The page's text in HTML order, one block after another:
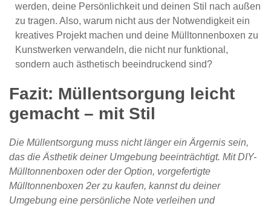
werden, deine Persönlichkeit und deinen Stil nach außen
zu tragen. Also, warum nicht aus der Notwendigkeit ein
kreatives Projekt machen und deine Mülltonnenboxen zu
Kunstwerken verwandeln, die nicht nur funktional,
sondern auch ästhetisch beeindruckend sind?
Fazit: Müllentsorgung leicht
gemacht – mit Stil
Die Müllentsorgung muss nicht länger ein Ärgernis sein,
das die Ästhetik deiner Umgebung beeinträchtigt. Mit DIY-
Mülltonnenboxen oder der Option, vorgefertigte
Mülltonnenboxen 2er zu kaufen, kannst du deiner
Umgebung eine persönliche Note verleihen und